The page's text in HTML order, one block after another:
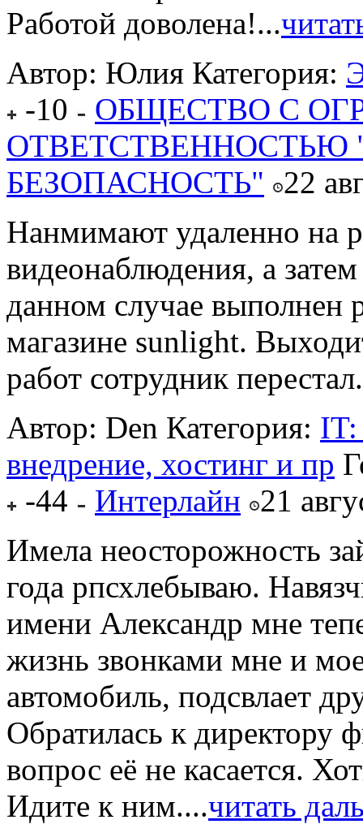
Работой доволена!...
Автор: Юлия Категория:
-10
ОБЩЕСТВО С
ОТВЕТСТВЕННОСТЬЮ
БЕЗОПАСНОСТЬ"
22
Нанмимают удаленно на
видеонаблюдения, а
данном случае выполнен
магазине sunlight.
работ сотрудник
Автор: Den Категория: IT:
внедрение, хостинг и пр
-44
Интерлайн
21
Имела неосторожность
года рпсхлебываю.
имени Александр мне
жизнь звонками мне и
автомобиль, подсвлает
Обратилась к директору
вопрос её не касается.
Идите к ним....читать